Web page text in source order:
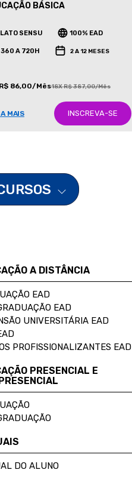
BÁSICA
LATO SENSU 100% EAD
360 A 720H 2 A 12 MESES
86,00/Mês18X R$ 387,00/Mês
MAIS INSCREVA-SE
A DISTÂNCIA
EAD
EAD
UNIVERSITÁRIA EAD
PROFISSIONALIZANTES EAD
PRESENCIAL E
DO ALUNO